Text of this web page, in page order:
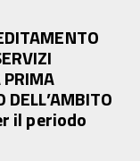
PRIMA
il periodo